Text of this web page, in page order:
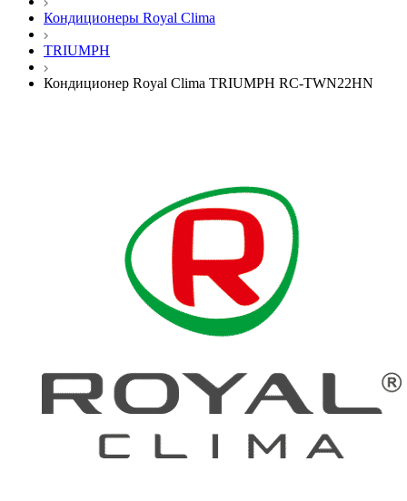
Кондиционеры Royal Clima
TRIUMPH
Кондиционер Royal Clima TRIUMPH RC-TWN22HN